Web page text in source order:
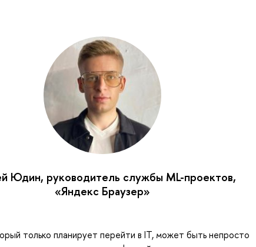
Юдин, руководитель службы ML-проектов,
«Яндекс Браузер»
только планирует перейти в IT, может быть непросто